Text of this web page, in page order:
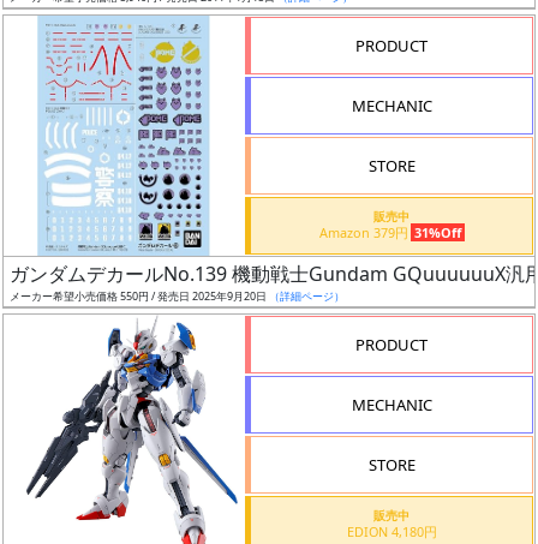
売
抽
選
PRODUCT
MECHANIC
STORE
販売中
Amazon 379円 31%Off
ガンダムデカールNo.139 機動戦士Gundam GQuuuuuuX汎
メーカー希望小売価格 550円 / 発売日 2025年9月20日 （詳細ページ）
PRODUCT
MECHANIC
STORE
販売中
EDION 4,180円